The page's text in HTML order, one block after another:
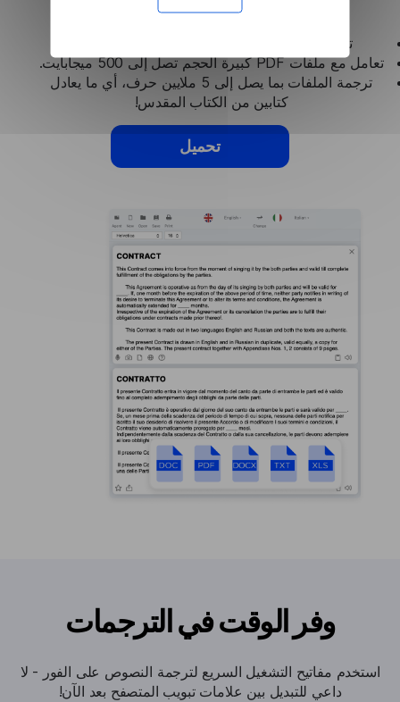
تحويل المستندات مثل .pdf، .docx، .rtf، والمزيد.
تعامل مع ملفات PDF كبيرة الحجم تصل إلى 500 ميجابايت.
ترجمة الملفات بما يصل إلى 5 ملايين حرف، أي ما يعادل
كتابين من الكتاب المقدس!
تحميل
وفر الوقت في الترجمات
استخدم مفاتيح التشغيل السريع لترجمة النصوص على الفور - لا
داعي للتبديل بين علامات تبويب المتصفح بعد الآن!